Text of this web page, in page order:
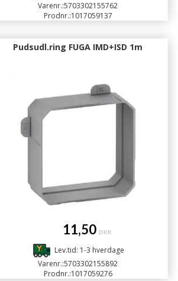
Varenr.:5703302155762
Prodnr.:1017059137
Pudsudl.ring FUGA IMD+ISD 1m
11,50 DKK
Lev.tid: 1-3 hverdage
Varenr.:5703302155892
Prodnr.:1017059276